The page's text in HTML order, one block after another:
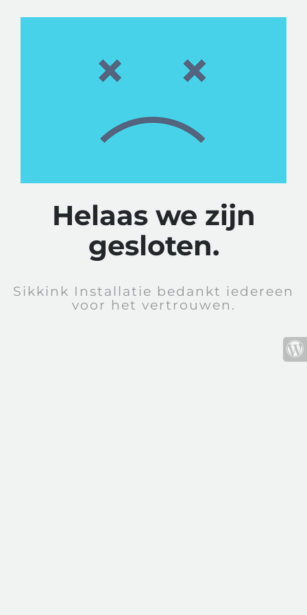
Helaas we zijn
gesloten.
Sikkink Installatie bedankt iedereen
voor het vertrouwen.